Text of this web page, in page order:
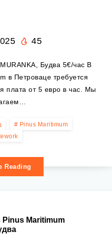
45
Будва 5€/час В
в Петроваце требуется
плата от 5 евро в час. Мы
Pinus Maritimum
Reading
Maritimum